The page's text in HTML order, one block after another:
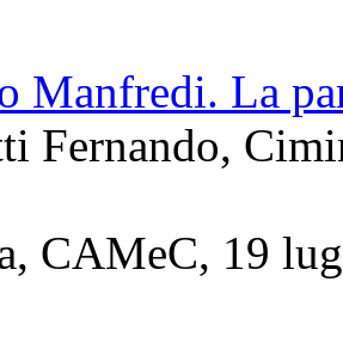
Manfredi. La
Fernando,
CAMeC, 19